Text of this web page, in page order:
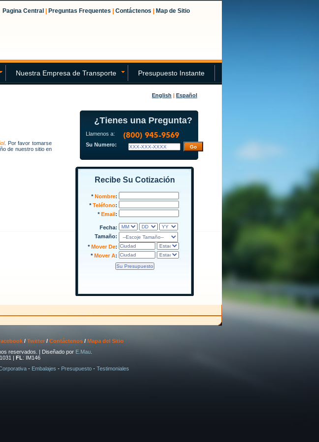
Pagina Central Preguntas Frequentes Contáctenos Map de Sitio
Nuestra Empresa de Transporte Presupuesto Instante
English | Español
. Por favor tomarse
de nuestro sitio en
¿Tienes una Pregunta?
Llamenos a:
Su Numero:
Recibe Su Cotización
*Nombre:
*Teléfono:
*Email:
Fecha:
Tamaño:
*Mover De:
*Mover A:
/ Twitter/ Contáctenos/ Mapa del Sitio
reservados. | Diseñado por E.Mau.
| FL: IM146
- Embalajes - Presupuesto- Testimoniales